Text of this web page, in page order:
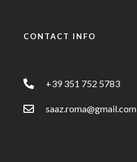
CONTACT INFO
+39 351 752 5783
saaz.roma@gmail.com